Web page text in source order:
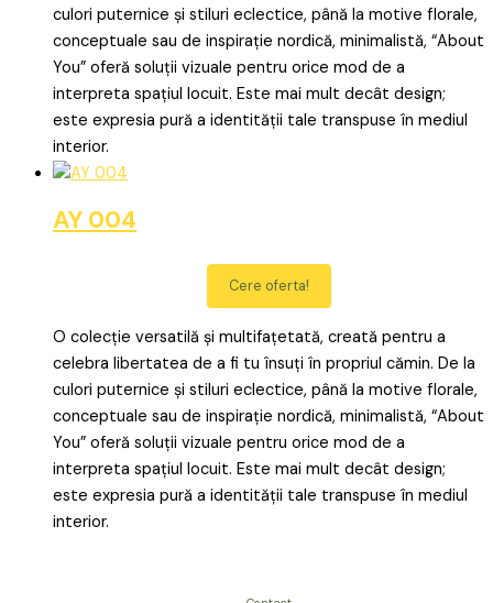
culori puternice și stiluri eclectice, până la motive florale,
conceptuale sau de inspirație nordică, minimalistă, “About
You” oferă soluții vizuale pentru orice mod de a
interpreta spațiul locuit. Este mai mult decât design;
este expresia pură a identității tale transpuse în mediul
interior.
AY 004
Cere oferta!
O colecție versatilă și multifațetată, creată pentru a
celebra libertatea de a fi tu însuți în propriul cămin. De la
culori puternice și stiluri eclectice, până la motive florale,
conceptuale sau de inspirație nordică, minimalistă, “About
You” oferă soluții vizuale pentru orice mod de a
interpreta spațiul locuit. Este mai mult decât design;
este expresia pură a identității tale transpuse în mediul
interior.